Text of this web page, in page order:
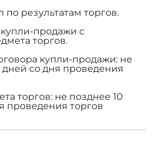
по результатам торгов.
продажи с
торгов.
купли-продажи: не
дней со дня проведения
торгов: не позднее 10
проведения торгов